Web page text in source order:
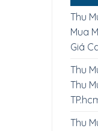
Thu
Mua
Giá
Thu
Thu
Thu